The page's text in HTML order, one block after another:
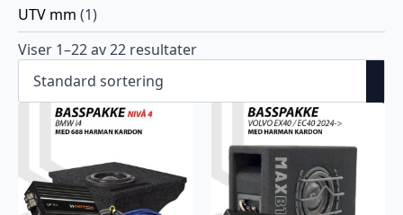
UTV mm (1)
Viser 1–22 av 22 resultater